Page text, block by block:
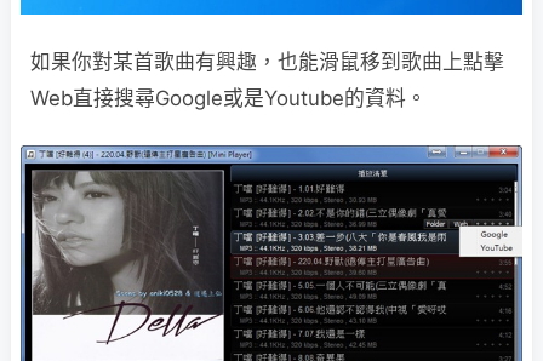
如果你對某首歌曲有興趣，也能滑鼠移到歌曲上點擊
Web直接搜尋Google或是Youtube的資料。